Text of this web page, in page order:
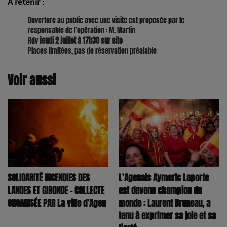
Ouverture au public avec une visite est proposée par le
responsable de l’opération : M. Martin
Rdvjeudi 2 juillet à 17h30 sur site
Places limitées, pas de réservation préalable
Voir aussi
SOLIDARITÉ INCENDIES DES
LANDES ET GIRONDE – COLLECTE
ORGANISÉE PAR La ville d’Agen
L'Agenais Aymeric Laporte
est devenu champion du
monde : Laurent Bruneau, a
tenu à exprimer sa joie et sa